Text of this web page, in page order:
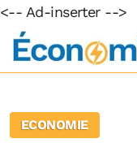
<-- Ad-inserter -->
ECONOMIE